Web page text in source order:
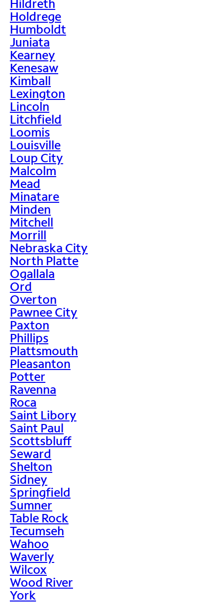
Hildreth
Holdrege
Humboldt
Juniata
Kearney
Kenesaw
Kimball
Lexington
Lincoln
Litchfield
Loomis
Louisville
Loup City
Malcolm
Mead
Minatare
Minden
Mitchell
Morrill
Nebraska City
North Platte
Ogallala
Ord
Overton
Pawnee City
Paxton
Phillips
Plattsmouth
Pleasanton
Potter
Ravenna
Roca
Saint Libory
Saint Paul
Scottsbluff
Seward
Shelton
Sidney
Springfield
Sumner
Table Rock
Tecumseh
Wahoo
Waverly
Wilcox
Wood River
York